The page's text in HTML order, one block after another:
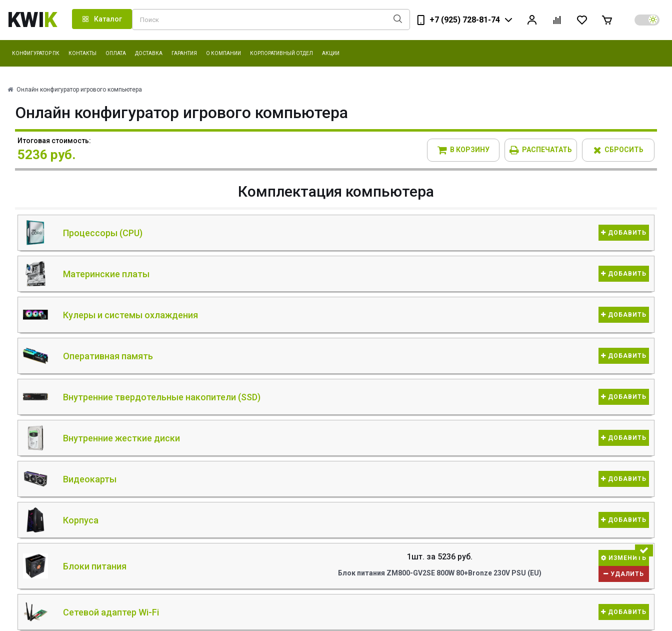
KWIK Каталог +7 (925) 728-81-74
КОНФИГУРАТОР ПК КОНТАКТЫ ОПЛАТА ДОСТАВКА ГАРАНТИЯ О КОМПАНИИ КОРПОРАТИВНЫЙ ОТДЕЛ АКЦИИ
Онлайн конфигуратор игрового компьютера
Онлайн конфигуратор игрового компьютера
Итоговая стоимость:
5236 руб. В КОРЗИНУ РАСПЕЧАТАТЬ СБРОСИТЬ
Комплектация компьютера
Процессоры (CPU) ДОБАВИТЬ
Материнские платы ДОБАВИТЬ
Кулеры и системы охлаждения ДОБАВИТЬ
Оперативная память ДОБАВИТЬ
Внутренние твердотельные накопители (SSD) ДОБАВИТЬ
Внутренние жесткие диски ДОБАВИТЬ
Видеокарты ДОБАВИТЬ
Корпуса ДОБАВИТЬ
Блоки питания
1шт. за 5236 руб.
Блок питания ZM800-GV2SE 800W 80+Bronze 230V PSU (EU)
ИЗМЕНИТЬ
УДАЛИТЬ
Сетевой адаптер Wi-Fi ДОБАВИТЬ